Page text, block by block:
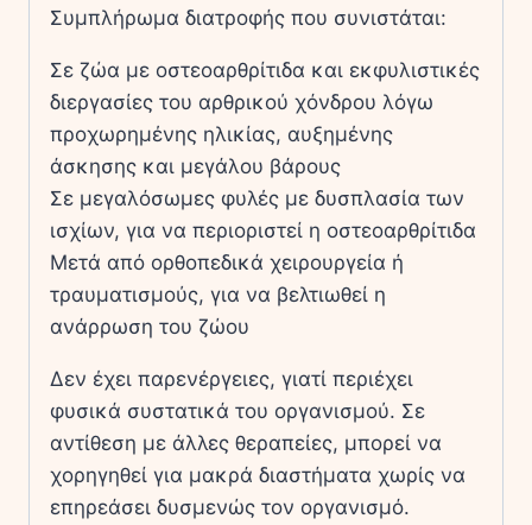
ποσότητα
Συμπλήρωμα διατροφής που συνιστάται:
Σε ζώα με οστεοαρθρίτιδα και εκφυλιστικές
διεργασίες του αρθρικού χόνδρου λόγω
προχωρημένης ηλικίας, αυξημένης
άσκησης και μεγάλου βάρους
Σε μεγαλόσωμες φυλές με δυσπλασία των
ισχίων, για να περιοριστεί η οστεοαρθρίτιδα
Μετά από ορθοπεδικά χειρουργεία ή
τραυματισμούς, για να βελτιωθεί η
ανάρρωση του ζώου
Δεν έχει παρενέργειες, γιατί περιέχει
φυσικά συστατικά του οργανισμού. Σε
αντίθεση με άλλες θεραπείες, μπορεί να
χορηγηθεί για μακρά διαστήματα χωρίς να
επηρεάσει δυσμενώς τον οργανισμό.